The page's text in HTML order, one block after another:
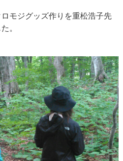
モジグッズ作りを重松浩子先
。